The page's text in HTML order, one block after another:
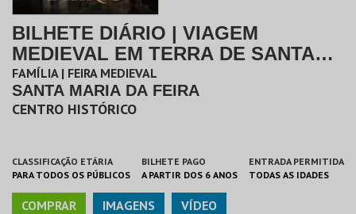
BILHETE DIÁRIO | VIAGEM
MEDIEVAL EM TERRA DE SANTA
MARIA 2026
FAMÍLIA | FEIRA MEDIEVAL
SANTA MARIA DA FEIRA
CENTRO HISTÓRICO
CLASSIFICAÇÃO ETÁRIA
PARA TODOS OS PÚBLICOS
BILHETE PAGO
A PARTIR DOS 6 ANOS
ENTRADA PERMITIDA
TODAS AS IDADES
COMPRAR IMAGENS VÍDEO